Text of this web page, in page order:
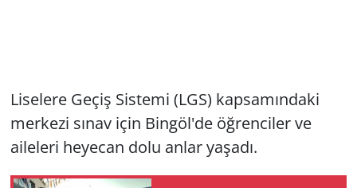
Liselere Geçiş Sistemi (LGS) kapsamındaki
merkezi sınav için Bingöl'de öğrenciler ve
aileleri heyecan dolu anlar yaşadı.